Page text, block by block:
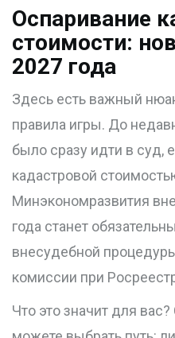
Оспаривание
стоимости:
2027 года
Здесь есть важный
правила игры. До
было сразу идти в суд,
кадастровой
Минэкономразвития
года станет
внесудебной
комиссии при
Что это значит для